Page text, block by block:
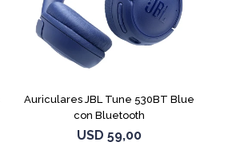
Auriculares JBL Tune 530BT Blue
con Bluetooth
USD 59,00